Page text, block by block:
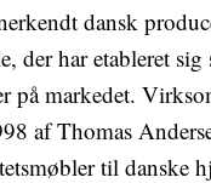
dansk
der har etableret
på markedet.
af Thomas
til danske